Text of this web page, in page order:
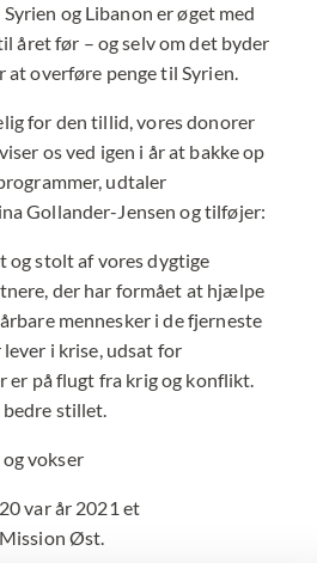
og Libanon er øget med
året før – og selv om det byder
overføre penge til Syrien.
for den tillid, vores donorer
os ved igen i år at bakke op
udtaler
Gollander-Jensen og tilføjer:
og stolt af vores dygtige
der har formået at hjælpe
mennesker i de fjerneste
lever i krise, udsat for
er på flugt fra krig og konflikt.
stillet.
vokser
var år 2021 et
Øst.